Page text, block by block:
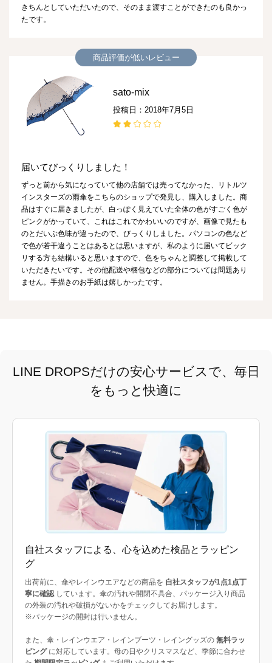
きちんとしていただいたので、そのまま渡すことができたのも良かっ
たです。
商品評価が低いレビュー
sato-mix
投稿日：2018年7月5日
届いてびっくりしました！
ずっと前から気になっていて他の店舗では売ってなかった、リトルツ
インスターズの雨傘をこちらのショップで発見し、購入しました。商
品はすぐに届きましたが、白っぽく見えていた全体の色がすごく色が
ピンクがかっていて、これはこれでかわいいのですが、画像で見たも
のとだいぶ色味が違ったので、びっくりしました。パソコンの色など
で色が若干違うことはあるとは思いますが、私のように届いてビック
リする方も結構いると思いますので、色をちゃんと調整して掲載して
いただきたいです。その他配送や梱包などの部分については問題あり
ません。手描きのお手紙は嬉しかったです。
LINE DROPSだけの安心サービスで、毎日
をもっと快適に
自社スタッフによる、心を込めた検品とラッピン
グ
出荷前に、傘やレインウエアなどの商品を 自社スタッフが1点1点丁
寧に確認しています。傘の汚れや開閉不具合、パッケージ入り商品
の外装の汚れや破損がないかをチェックしてお届けします。
※パッケージの開封は行いません。
また、傘・レインウエア・レインブーツ・レイングッズの 無料ラッ
ピングに対応しています。母の日やクリスマスなど、季節に合わせ